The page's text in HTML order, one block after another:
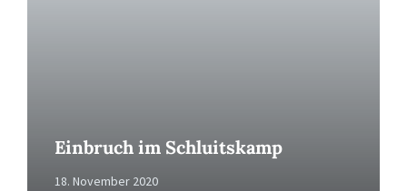
Einbruch im Schluitskamp
18. November 2020